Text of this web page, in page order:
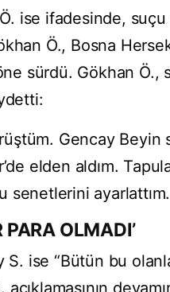
ise ifadesinde, suçu
Ö., Bosna
sürdü. Gökhan Ö.,
Gencay
elden aldım.
senetlerini ayarlattım.
PARA OLMADI’
ise “Bütün bu